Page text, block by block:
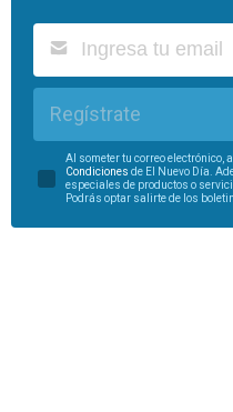
Regístrate
Al someter tu correo electrónico,
Condiciones de El Nuevo Día.
especiales de productos o
Podrás optar salirte de los